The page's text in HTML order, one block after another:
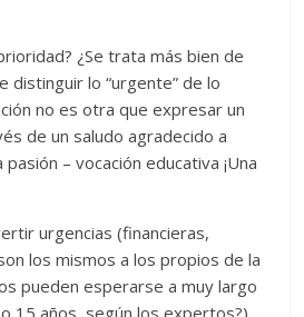
¿Se trata más bien de
distinguir lo “urgente” de lo
no es otra que expresar un
de un saludo agradecido a
– vocación educativa ¡Una
urgencias (financieras,
los mismos a los propios de la
pueden esperarse a muy largo
15 años, según los expertos?).